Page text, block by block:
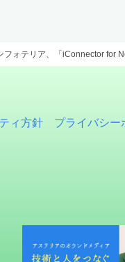
フォテリア、「iConnector for
ィ方針 プライバシー